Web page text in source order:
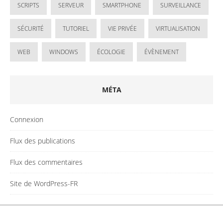
SCRIPTS SERVEUR SMARTPHONE SURVEILLANCE
SÉCURITÉ TUTORIEL VIE PRIVÉE VIRTUALISATION
WEB WINDOWS ÉCOLOGIE ÉVÈNEMENT
MÉTA
Connexion
Flux des publications
Flux des commentaires
Site de WordPress-FR